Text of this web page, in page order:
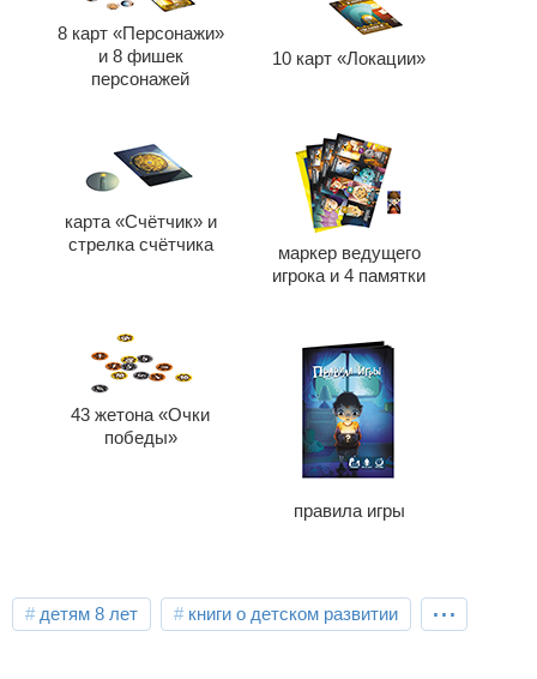
8 карт «Персонажи»
и 8 фишек
персонажей
10 карт «Локации»
карта «Счётчик» и
стрелка счётчика
маркер ведущего
игрока и 4 памятки
43 жетона «Очки
победы»
правила игры
детям 8 лет книги о детском развитии ...